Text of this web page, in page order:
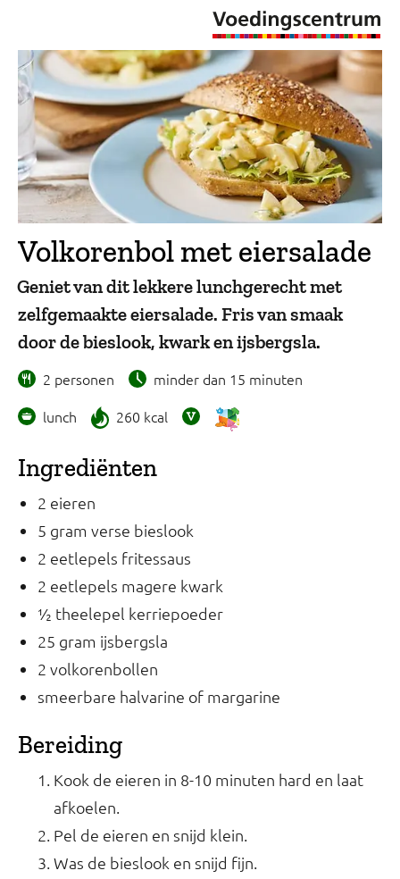
Volkorenbol met eiersalade
Geniet van dit lekkere lunchgerecht met
zelfgemaakte eiersalade. Fris van smaak
door de bieslook, kwark en ijsbergsla.
2 personen
minder dan 15 minuten
lunch
260 kcal
Ingrediënten
2 eieren
5 gram verse bieslook
2 eetlepels fritessaus
2 eetlepels magere kwark
½ theelepel kerriepoeder
25 gram ijsbergsla
2 volkorenbollen
smeerbare halvarine of margarine
Bereiding
Kook de eieren in 8-10 minuten hard en laat
afkoelen.
Pel de eieren en snijd klein.
Was de bieslook en snijd fijn.